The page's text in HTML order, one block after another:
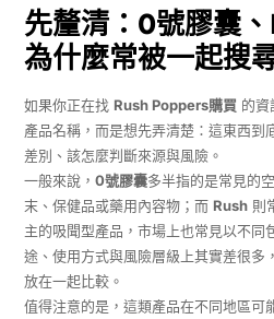
先釐清：0號膠囊
為什麼常被一起搜
如果你正在找 Rush Poppers購買 的資
產品名稱，而是想先弄清楚：這東西到
差別、該怎麼判斷來源與風險。
一般來說， 0號膠囊多半指的是常見的
末、保健品或藥用內容物；而 Rush則
主的吸聞型產品，市場上也常見以不同
途、使用方式與風險層級上其實差很多
放在一起比較。
值得注意的是，這類產品在不同地區可